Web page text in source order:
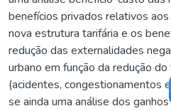
benefícios privados relativos
nova estrutura tarifária e os
redução das externalidades
urbano em função da redução
(acidentes, congestionamentos
se ainda uma análise dos